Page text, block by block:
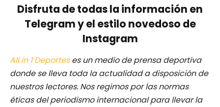
Disfruta de todas la información en
Telegram y el estilo novedoso de
Instagram
All in 1 Deporteses un medio de prensa deportiva
donde se lleva toda la actualidad a disposición de
nuestros lectores. Nos regimos por las normas
éticas del periodismo internacional para llevar la